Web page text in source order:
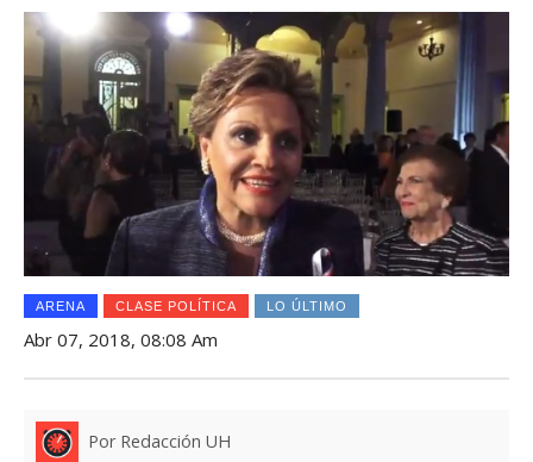
ARENA CLASE POLÍTICA LO ÚLTIMO
Abr 07, 2018, 08:08 Am
Por Redacción UH